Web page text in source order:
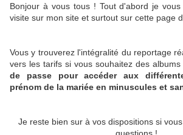
Bonjour à vous tous ! Tout d'abord je
visite sur mon site et surtout sur cette page
Vous y trouverez l'intégralité du reportage
vers les tarifs si vous souhaitez des albums
de passe pour accéder aux
prénom de la mariée en minuscules et
Je reste bien sur à vos dispositions si
questions !